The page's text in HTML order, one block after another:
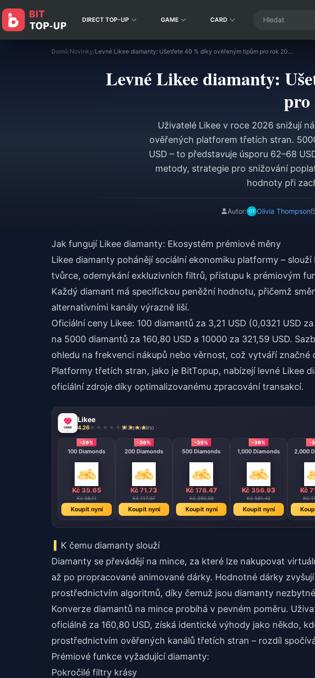
DIRECT TOP-UP GAME CARD
Domů/Novinky/ Levné Likee diamanty: Ušetřete 40 % díky ověřeným tipům pro rok 2026
Levné Likee diamanty:
pro
Uživatelé Likee v roce 2026 snižují
ověřených platforem třetích stran.
USD – to představuje úsporu 62–68
metody, strategie pro snižování
hodnoty při
Autor: Olivia Thompson
Jak fungují Likee diamanty: Ekosystém prémiové měny
Likee diamanty pohánějí sociální ekonomiku platformy –
tvůrce, odemykání exkluzivních filtrů, přístupu k prémiovým
Každý diamant má specifickou peněžní hodnotu, přičemž
alternativními kanály výrazně liší.
Oficiální ceny Likee: 100 diamantů za 3,21 USD (0,0321 USD
na 5000 diamantů za 160,80 USD a 10000 za 321,59 USD.
ohledu na frekvenci nákupů nebo věrnost, což vytváří značné
Platformy třetích stran, jako je BitTopup, nabízejí levné Likee
oficiální zdroje díky optimalizovanému zpracování transakcí.
Likee
4.26 912 prodáno
-39%
100 Diamonds
Kč 35.65
Kč 58.11
Koupit nyní
-39%
200 Diamonds
Kč 71.73
Kč 117.07
Koupit nyní
-39%
500 Diamonds
Kč 178.47
Kč 290.59
Koupit nyní
-39%
1,000 Diamonds
Kč 356.93
Kč 581.42
Koupit nyní
-
2,000
Kč
Kč
K čemu diamanty slouží
Diamanty se převádějí na mince, za které lze nakupovat
až po propracované animované dárky. Hodnotné dárky
prostřednictvím algoritmů, díky čemuž jsou diamanty
Konverze diamantů na mince probíhá v pevném poměru.
oficiálně za 160,80 USD, získá identické výhody jako někdo,
prostřednictvím ověřených kanálů třetích stran – rozdíl
Prémiové funkce vyžadující diamanty:
Pokročilé filtry krásy